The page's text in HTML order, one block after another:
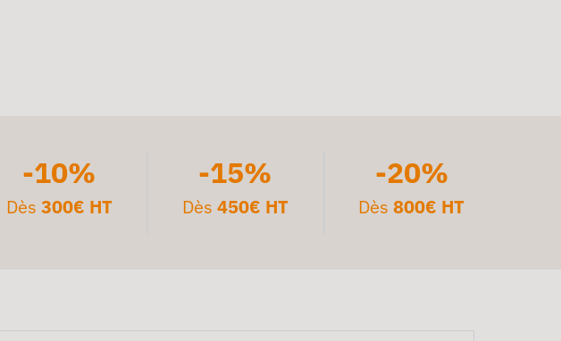
-10%
Dès 300€ HT
-15%
Dès 450€ HT
-20%
Dès800€ HT